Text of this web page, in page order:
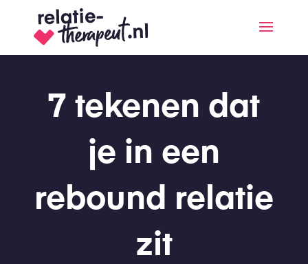
7 tekenen dat
je in een
rebound relatie
zit